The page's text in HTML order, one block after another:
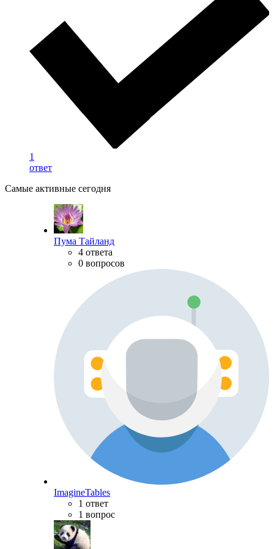
1
ответ
Самые активные сегодня
Пума Тайланд
4 ответа
0 вопросов
ImagineTables
1 ответ
1 вопрос